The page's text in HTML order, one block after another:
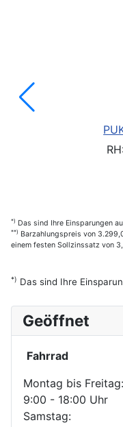
*) Das sind Ihre Einsparungen
**) Barzahlungspreis von
einem festen Sollzinssatz von
*) Das sind Ihre
Geöffnet
Fahrrad
Montag bis Freitag:
9:00 - 18:00 Uhr
Samstag: